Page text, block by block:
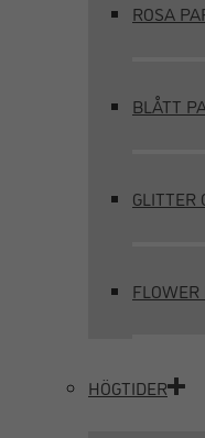
ROSA
BLÅTT
GLITTER
HÖGTIDER